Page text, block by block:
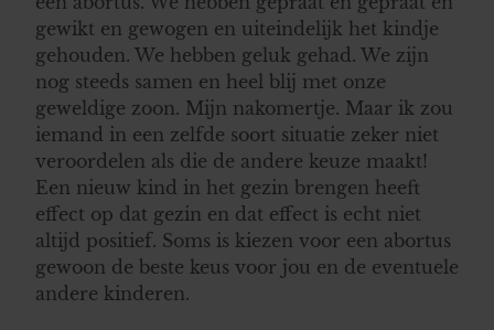
gewikt en gewogen en uiteindelijk het kindje
gehouden. We hebben geluk gehad. We zijn
nog steeds samen en heel blij met onze
geweldige zoon. Mijn nakomertje. Maar ik zou
iemand in een zelfde soort situatie zeker niet
veroordelen als die de andere keuze maakt!
Een nieuw kind in het gezin brengen heeft
effect op dat gezin en dat effect is echt niet
altijd positief. Soms is kiezen voor een abortus
gewoon de beste keus voor jou en de eventuele
andere kinderen.